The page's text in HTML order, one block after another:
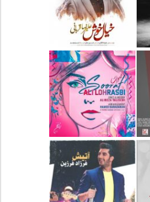
دانلود آهنگ جدید علیرضا
قربانی بنام خیال خوش
دانلود آهنگ جدید علی
لهراسبی بنام صورت